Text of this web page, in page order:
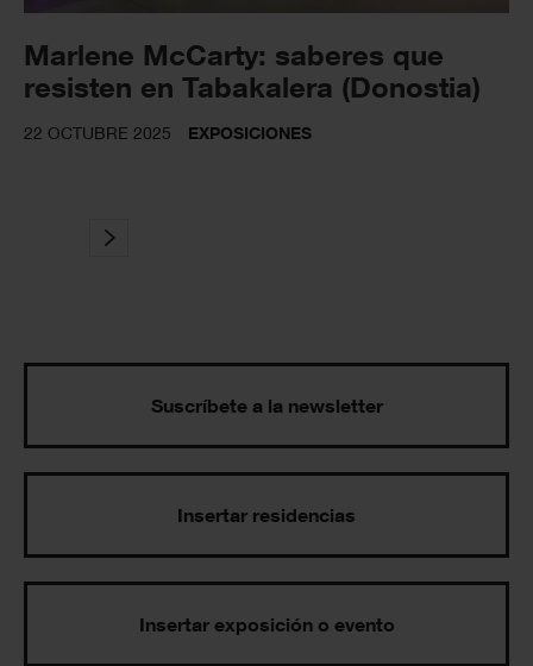
Marlene McCarty: saberes que
resisten en Tabakalera (Donostia)
22 OCTUBRE 2025 EXPOSICIONES
Suscríbete a la newsletter
Insertar residencias
Insertar exposición o evento